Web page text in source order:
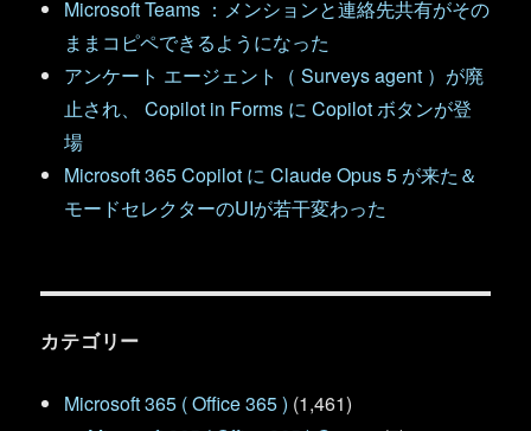
Microsoft Teams ：メンションと連絡先共有がその
ままコピペできるようになった
アンケート エージェント（ Surveys agent ）が廃
止され、 Copilot in Forms に Copilot ボタンが登
場
Microsoft 365 Copilot に Claude Opus 5 が来た＆
モードセレクターのUIが若干変わった
カテゴリー
Microsoft 365 ( Office 365 ) (1,461)